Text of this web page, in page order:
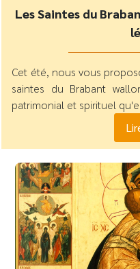
Les Saintes du
Cet été, nous vous
saintes du Brabant
patrimonial et spirituel